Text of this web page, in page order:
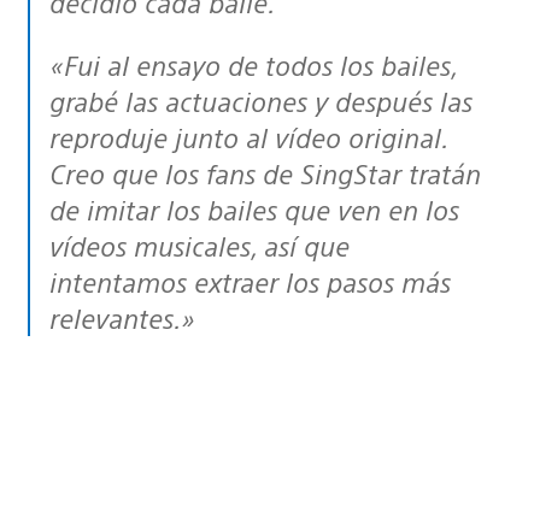
«Fui al ensayo de todos los bailes,
grabé las actuaciones y después las
reproduje junto al vídeo original.
Creo que los fans de SingStar tratán
de imitar los bailes que ven en los
vídeos musicales, así que
intentamos extraer los pasos más
relevantes.»